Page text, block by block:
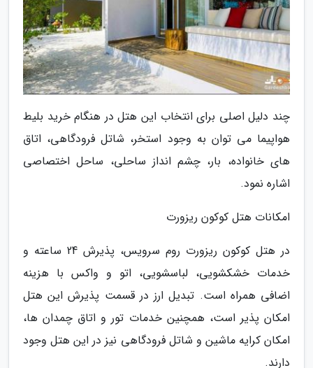
چند دلیل اصلی برای انتخاب این هتل در هنگام خرید بلیط
هواپیما می توان به وجود استخر، شاتل فرودگاهی، اتاق
های خانواده، بار، چشم انداز ساحلی، ساحل اختصاصی
اشاره نمود.
امکانات هتل کوکون ریزورت
در هتل کوکون ریزورت روم سرویس، پذیرش 24 ساعته و
خدمات خشکشویی، لباسشویی، اتو و واکس با هزینه
اضافی همراه است. تبدیل ارز در قسمت پذیرش این هتل
امکان پذیر است، همچنین خدمات تور و اتاق چمدان ها،
امکان کرایه ماشین و شاتل فرودگاهی نیز در این هتل وجود
دارند.